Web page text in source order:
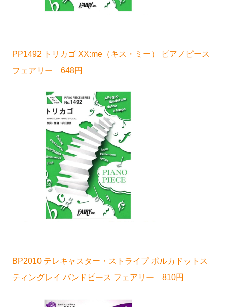
PP1492 トリカゴ XX:me（キス・ミー） ピアノピース
フェアリー 648円
BP2010 テレキャスター・ストライプ ポルカドットス
ティングレイ バンドピース フェアリー 810円